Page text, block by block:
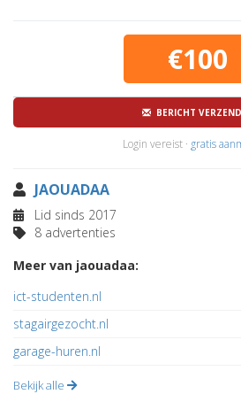
€100
BERICHT
Login vereist · gratis
JAOUADAA
Lid sinds 2017
8 advertenties
Meer van jaouadaa:
ict-studenten.nl
stagairgezocht.nl
garage-huren.nl
Bekijk alle